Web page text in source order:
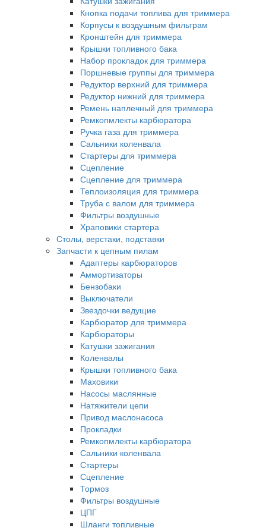
Кнопка подачи топлива для триммера
Корпусы к воздушным фильтрам
Кронштейн для триммера
Крышки топливного бака
Набор прокладок для триммера
Поршневые группы для триммера
Редуктор верхний для триммера
Редуктор нижний для триммера
Ремень наплечный для триммера
Ремкопмлекты карбюратора
Ручка газа для триммера
Сальники коленвала
Стартеры для триммера
Сцепление
Сцепление для триммера
Теплоизоляция для триммера
Труба с валом для триммера
Фильтры воздушные
Храповики стартера
Столы, верстаки, подставки
Запчасти к цепным пилам
Адаптеры карбюраторов
Аммортизаторы
Бензобаки
Выключатели
Звездочки ведущие
Карбюратор для триммера
Карбюраторы
Катушки зажигания
Коленвалы
Крышки топливного бака
Маховики
Насосы маслянные
Натяжители цепи
Привод маслонасоса
Прокладки
Ремкопмлекты карбюратора
Сальники коленвала
Стартеры
Сцепление
Тормоз
Фильтры воздушные
ЦПГ
Шланги топливные